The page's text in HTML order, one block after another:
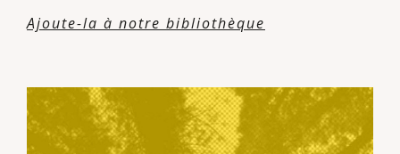
Ajoute-la à notre bibliothèque